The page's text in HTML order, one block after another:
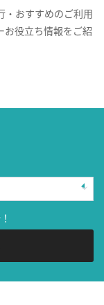
・おすすめのご利用
お役立ち情報をご紹